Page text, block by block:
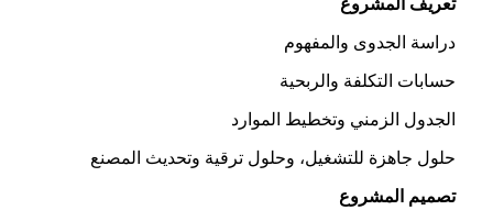
تعريف المشروع
دراسة الجدوى والمفهوم
حسابات التكلفة والربحية
الجدول الزمني وتخطيط الموارد
حلول جاهزة للتشغيل، وحلول ترقية وتحديث المصنع
تصميم المشروع